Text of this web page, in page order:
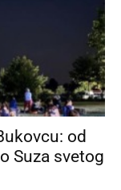
od
Suza svetog